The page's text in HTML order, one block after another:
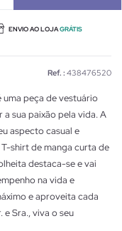
ENVIO AO LOJAGRÁTIS
Ref. : 438476520
peça de vestuário
sua paixão pela vida. A
aspecto casual e
shirt de manga curta de
destaca-se e vai
na vida e
e aproveita cada
Sra., viva o seu